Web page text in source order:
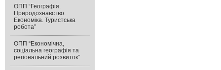
ОПП “Географія.
Природознавство.
Економіка. Туристська
робота”
ОПП “Економічна,
соціальна географія та
регіональний розвиток”